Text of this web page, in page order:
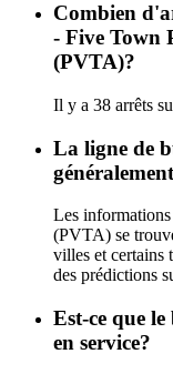
Combien
- Five Town
(PVTA)?
Il y a 38 arrêts
La ligne de
Les informations
(PVTA) se
villes et certains
des prédictions
Est-ce que
en service?